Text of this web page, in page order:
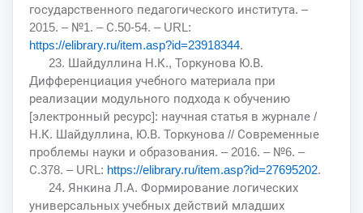
государственного педагогического института. –
2015. – №1. – С.50-54. – URL:
https://elibrary.ru/item.asp?id=23918344.
23. Шайдуллина Н.К., Торкунова Ю.В.
Дифференциация учебного материала при
реализации модульного подхода к обучению
[электронный ресурс]: научная статья в журнале /
Н.К. Шайдуллина, Ю.В. Торкунова // Современные
проблемы науки и образования. – 2016. – №6. –
С.378. – URL: https://elibrary.ru/item.asp?id=27695202.
24. Янкина Л.А. Формирование логических
универсальных учебных действий младших